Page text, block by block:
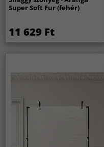
Super Soft Fur (fehér)
11 629 Ft